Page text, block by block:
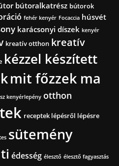
bútoralkatrész bútorok
fehér kenyér Focaccia húsvét
karácsonyi díszek kenyér
kreatív otthon kreatív
kézzel készített
mit főzzek ma
kenyérlepény otthon
receptek lépésről lépésre
sütemény
édesség élesztő élesztő fagyasztás